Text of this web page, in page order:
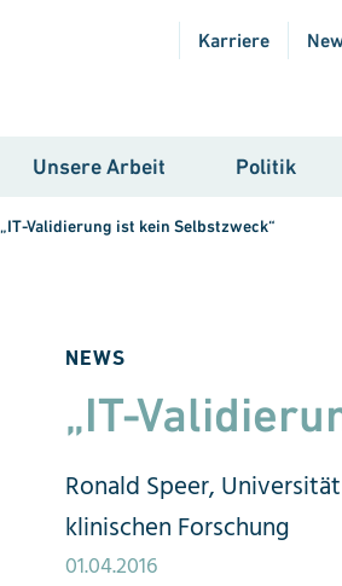
Karriere
Unsere Arbeit Politik
„IT-Validierung ist kein Selbstzweck“
NEWS
„IT-
Ronald Speer,
klinischen Forschung
01.04.2016